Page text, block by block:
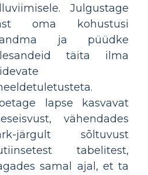
Julgustage
oma kohustusi
ja püüdke
täita ilma
lapse kasvavat
vähendades
järgult sõltuvust
tabelitest,
samal ajal, et ta